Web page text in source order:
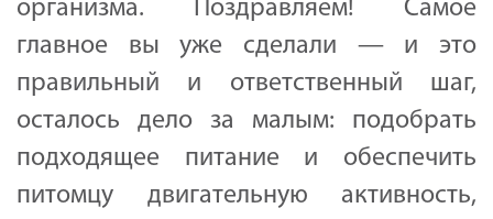
организма. Поздравляем! Самое
главное вы уже сделали — и это
правильный и ответственный шаг,
осталось дело за малым: подобрать
подходящее питание и обеспечить
питомцу двигательную активность,